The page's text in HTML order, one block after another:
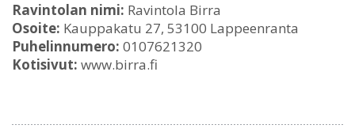
Ravintolan nimi: Ravintola Birra
Osoite: Kauppakatu 27, 53100 Lappeenranta
Puhelinnumero: 0107621320
Kotisivut: www.birra.fi